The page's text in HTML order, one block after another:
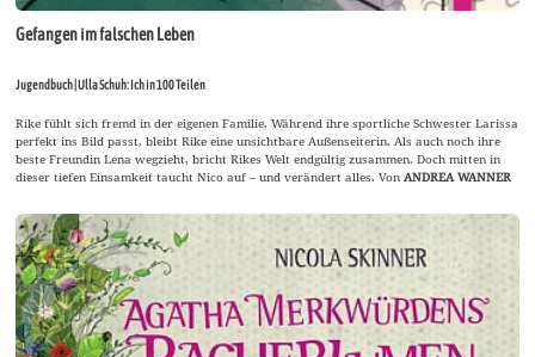
Gefangen im falschen Leben
Jugendbuch | Ulla Schuh: Ich in 100 Teilen
Rike fühlt sich fremd in der eigenen Familie. Während ihre sportliche Schwester Larissa
perfekt ins Bild passt, bleibt Rike eine unsichtbare Außenseiterin. Als auch noch ihre
beste Freundin Lena wegzieht, bricht Rikes Welt endgültig zusammen. Doch mitten in
dieser tiefen Einsamkeit taucht Nico auf – und verändert alles. VonANDREA WANNER